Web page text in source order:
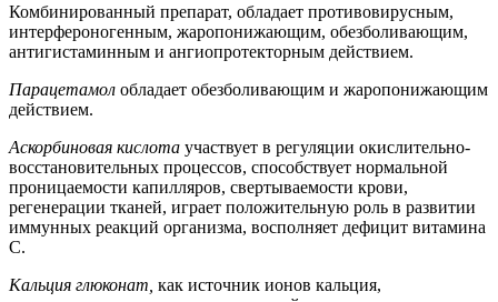
Комбинированный препарат, обладает противовирусным,
интерфероногенным, жаропонижающим, обезболивающим,
антигистаминным и ангиопротекторным действием.
Парацетамол обладает обезболивающим и жаропонижающим
действием.
Аскорбиновая кислота участвует в регуляции окислительно-
восстановительных процессов, способствует нормальной
проницаемости капилляров, свертываемости крови,
регенерации тканей, играет положительную роль в развитии
иммунных реакций организма, восполняет дефицит витамина
С.
Кальция глюконат, как источник ионов кальция,